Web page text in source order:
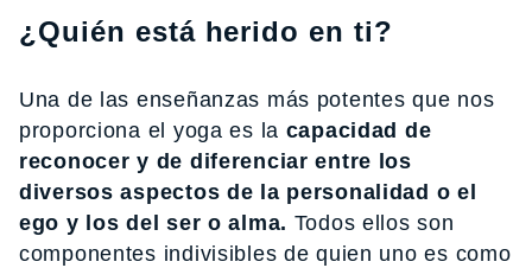
¿Quién está herido en ti?
Una de las enseñanzas más potentes que nos
proporciona el yoga es la capacidad de
reconocer y de diferenciar entre los
diversos aspectos de la personalidad o el
ego y los del ser o alma. Todos ellos son
componentes indivisibles de quien uno es como